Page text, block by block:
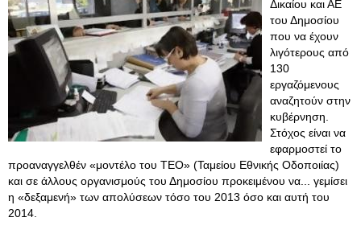
Δικαίου και ΑΕ
του Δημοσίου
που να έχουν
λιγότερους από
130
εργαζόμενους
αναζητούν στην
κυβέρνηση.
Στόχος είναι να
εφαρμοστεί το
προαναγγελθέν «μοντέλο του ΤΕΟ» (Ταμείου Εθνικής Οδοποιίας)
και σε άλλους οργανισμούς του Δημοσίου προκειμένου να... γεμίσει
η «δεξαμενή» των απολύσεων τόσο του 2013 όσο και αυτή του
2014.